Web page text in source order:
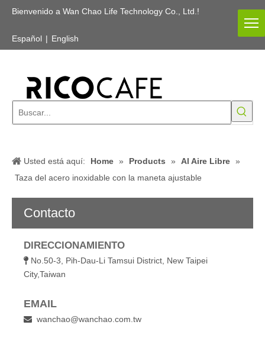
Bienvenido a Wan Chao Life Technology Co., Ltd.!
Español | English
Usted está aquí: Home » Products » Al Aire Libre »
Taza del acero inoxidable con la maneta ajustable
Contacto
DIRECCIONAMIENTO
 No.50-3, Pih-Dau-Li Tamsui District, New Taipei
City,Taiwan
EMAIL
 wanchao@wanchao.com.tw